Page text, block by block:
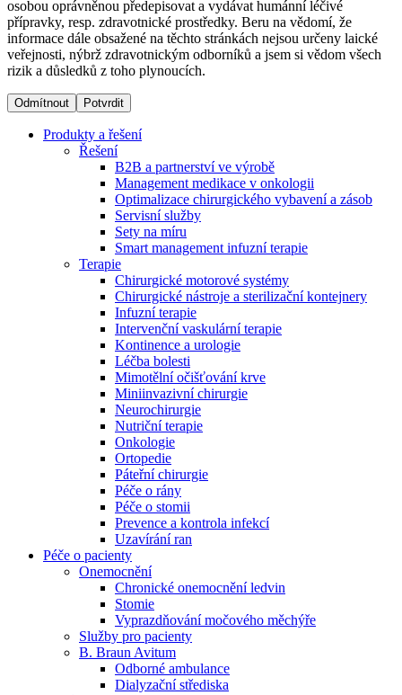
Produktový katalog​
Objevte naše produkty. Navštivte produktový katalog B.
Braun s našim kompletním produktovým portfoliem.
Dialyzační střediska​
B. Braun Avitum poskytuje kvalitní dialyzační péči ve všech
svých střediscích v České republice. Více informací se
dozvíte na stránkách jednotlivých středisek.
Odborné ambulance
Naše specializované ambulance jsou tu pro vás. Zvolte
specializaci a město, které potřebujete, a objednejte se do naší
ambulance.
Zůstaňte v dialogu s B. Braun. ​Kontaktujte nás.​
osobou oprávněnou předepisovat a vydávat humánní léčivé
přípravky, resp. zdravotnické prostředky. Beru na vědomí, že
informace dále obsažené na těchto stránkách nejsou určeny laické
veřejnosti, nýbrž zdravotnickým odborníků a jsem si vědom všech
rizik a důsledků z toho plynoucích.
Odmítnout Potvrdit
Produkty a řešení
Řešení
B2B a partnerství ve výrobě
Management medikace v onkologii
Optimalizace chirurgického vybavení a zásob
Servisní služby
Sety na míru
Smart management infuzní terapie​
Terapie
Chirurgické motorové systémy
Chirurgické nástroje a sterilizační kontejnery
Infuzní terapie
Intervenční vaskulární terapie
Kontinence a urologie
Léčba bolesti
Mimotělní očišťování krve
Miniinvazivní chirurgie
Neurochirurgie
Nutriční terapie
Onkologie
Ortopedie
Páteřní chirurgie
Péče o rány
Péče o stomii
Prevence a kontrola infekcí
Uzavírání ran
Péče o pacienty
Onemocnění
Chronické onemocnění ledvin
Stomie
Vyprazdňování močového měchýře
Služby pro pacienty
B. Braun Avitum
Odborné ambulance
Dialyzační střediska